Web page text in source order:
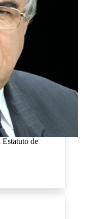
de